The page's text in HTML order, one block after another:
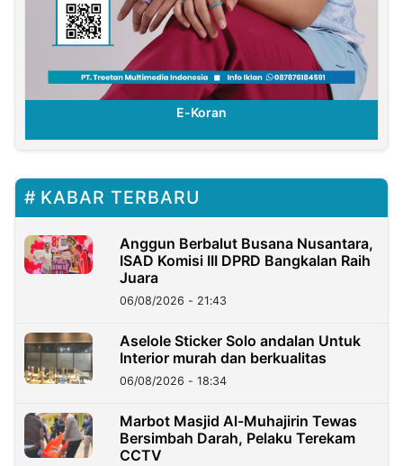
E-Koran
KABAR TERBARU
Anggun Berbalut Busana Nusantara,
ISAD Komisi III DPRD Bangkalan Raih
Juara
06/08/2026 - 21:43
Aselole Sticker Solo andalan Untuk
Interior murah dan berkualitas
06/08/2026 - 18:34
Marbot Masjid Al-Muhajirin Tewas
Bersimbah Darah, Pelaku Terekam
CCTV